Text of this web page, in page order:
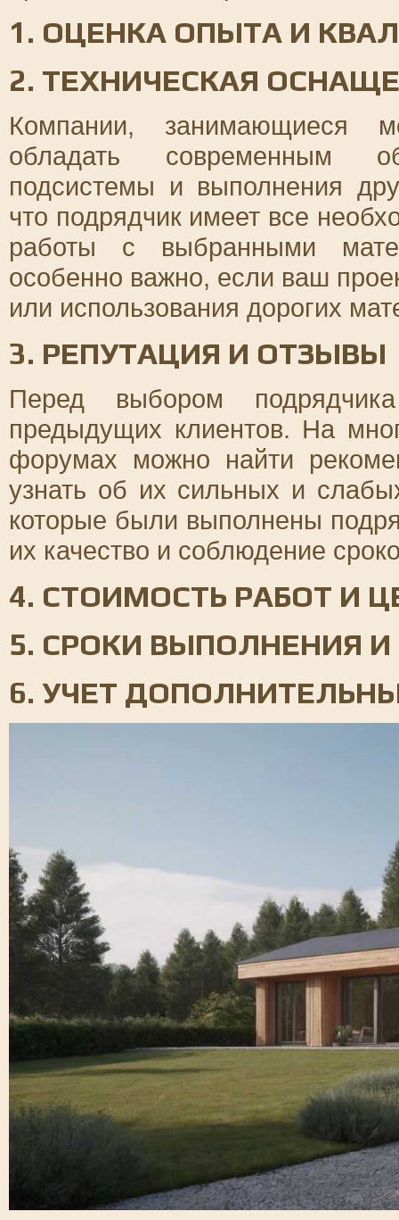
1. ОЦЕНКА ОПЫТА И
2. ТЕХНИЧЕСКАЯ
Компании, занимающиеся
обладать современным
подсистемы и выполнения
что подрядчик имеет все
работы с выбранными
особенно важно, если ваш
или использования дорогих
3. РЕПУТАЦИЯ И ОТЗЫВЫ
Перед выбором
предыдущих клиентов. На
форумах можно найти
узнать об их сильных и
которые были выполнены
их качество и соблюдение
4. СТОИМОСТЬ РАБОТ И
5. СРОКИ ВЫПОЛНЕНИЯ И
6. УЧЕТ